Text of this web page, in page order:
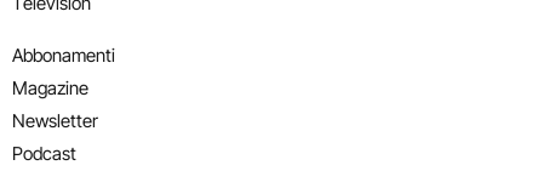
Abbonamenti
Magazine
Newsletter
Podcast